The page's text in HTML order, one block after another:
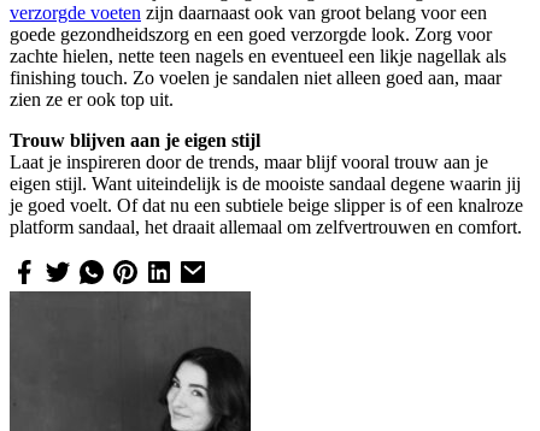
verzorgde voeten zijn daarnaast ook van groot belang voor een
goede gezondheidszorg en een goed verzorgde look. Zorg voor
zachte hielen, nette teen nagels en eventueel een likje nagellak als
finishing touch. Zo voelen je sandalen niet alleen goed aan, maar
zien ze er ook top uit.
Trouw blijven aan je eigen stijl
Laat je inspireren door de trends, maar blijf vooral trouw aan je
eigen stijl. Want uiteindelijk is de mooiste sandaal degene waarin jij
je goed voelt. Of dat nu een subtiele beige slipper is of een knalroze
platform sandaal, het draait allemaal om zelfvertrouwen en comfort.